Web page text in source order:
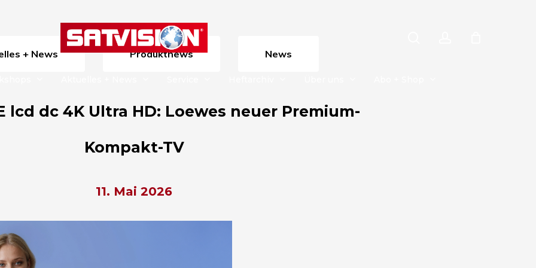
+ News Produktnews News
lcd dc 4K Ultra HD: Loewes neuer Premium-
Kompakt-TV
11. Mai 2026